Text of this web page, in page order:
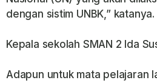
dengan sistim UNBK,” katanya.
Kepala sekolah SMAN 2 Ida
Adapun untuk mata pelajaran